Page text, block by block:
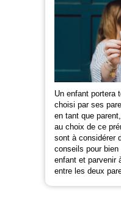
Un enfant portera
choisi par ses
en tant que
au choix de ce
sont à considérer
conseils pour
enfant et parvenir
entre les deux